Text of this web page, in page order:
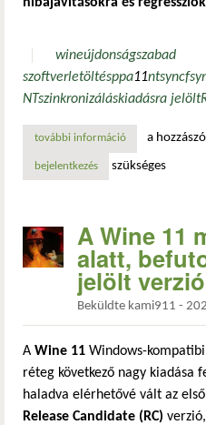
wineújdonságszabad
szoftverletöltésppa11ntsync
NTszinkronizáláskiadásra jelölt
további információwine 11.0-rc3:
a
bejelentkezés szükséges
A Wine 11
alatt,
jelölt
Beküldte kami911 -
A Wine 11 Windows-
réteg következő nagy kiadása
haladva elérhetővé vált az első
Release Candidate (RC)